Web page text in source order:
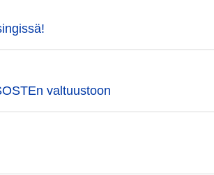
valtuustoon